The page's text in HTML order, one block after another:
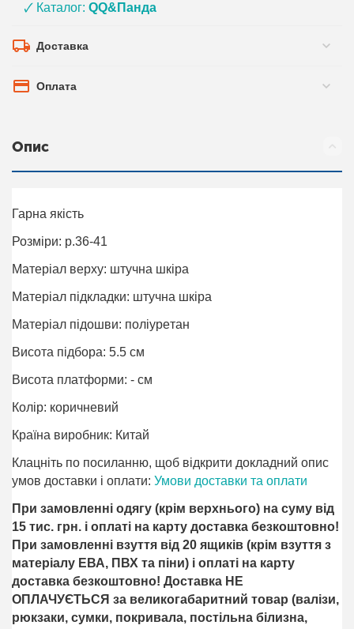
🗸 Каталог:QQ&Панда
Доставка
Оплата
Опис
Гарна якість
Розміри: р.36-41
Матеріал верху: штучна шкіра
Матеріал підкладки: штучна шкіра
Матеріал підошви: поліурeтан
Висота підбора: 5.5 см
Висота платформи: - см
Колір: коричневий
Країна виробник: Китай
Клацніть по посиланню, щоб відкрити докладний опис
умов доставки і оплати:Умови доставки та оплати
При замовленні одягу (крім верхнього) на суму від
15 тис. грн. і оплаті на карту доставка безкоштовно!
При замовленні взуття від 20 ящиків (крім взуття з
матеріалу ЕВА, ПВХ та піни) і оплаті на карту
доставка безкоштовно! Доставка НЕ ​​
ОПЛАЧУЄТЬСЯ за великогабаритний товар (валізи,
рюкзаки, сумки, покривала, постільна білизна,